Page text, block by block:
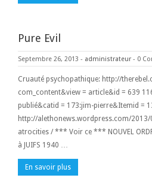
Pure Evil
Septembre 26, 2013 - administrateur - 0
Cruauté psychopathique: http://
com_content&view = article&id = 639
publié&catid = 173:jim-pierre&Itemid =
http://alethonews.wordpress.com/
atrocities / *** Voir ce *** NOUVEL
à JUIFS 1940 …
En savoir plus